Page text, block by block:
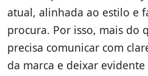
atual, alinhada ao estilo e
procura. Por isso, mais do
precisa comunicar com
da marca e deixar